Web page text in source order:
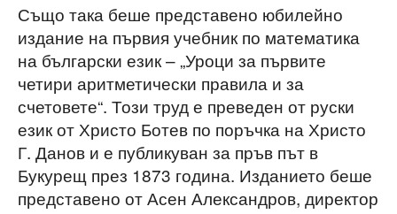
Също така беше представено юбилейно
издание на първия учебник по математика
на български език – „Уроци за първите
четири аритметически правила и за
счетовете“. Този труд е преведен от руски
език от Христо Ботев по поръчка на Христо
Г. Данов и е публикуван за пръв път в
Букурещ през 1873 година. Изданието беше
представено от Асен Александров, директор